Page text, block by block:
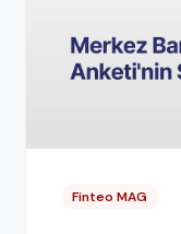
Finteo MAG